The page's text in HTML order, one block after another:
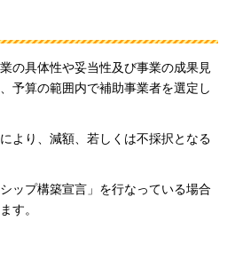
の具体性や妥当性及び事業の成果見
予算の範囲内で補助事業者を選定し
より、減額、若しくは不採択となる
ップ構築宣言」を行なっている場合
す。